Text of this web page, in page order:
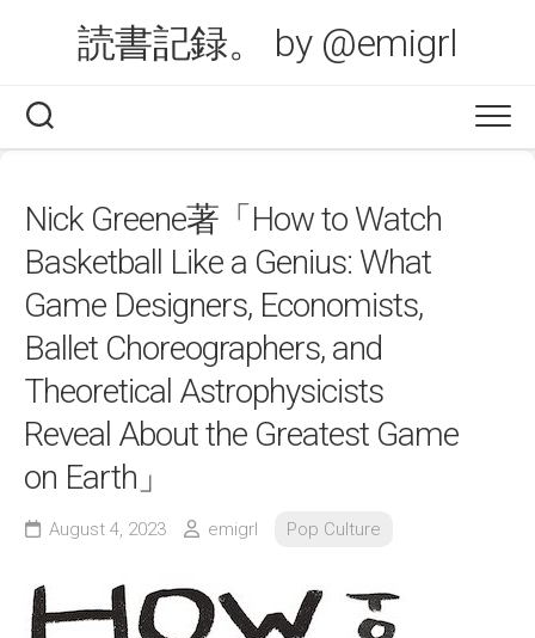
読書記録。 by @emigrl
Nick Greene著「How to Watch
Basketball Like a Genius: What
Game Designers, Economists,
Ballet Choreographers, and
Theoretical Astrophysicists
Reveal About the Greatest Game
on Earth」
August 4, 2023 emigrl Pop Culture